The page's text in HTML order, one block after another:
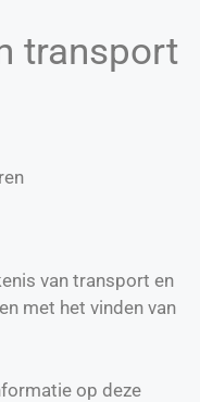
transport
van transport en
met het vinden van
op deze